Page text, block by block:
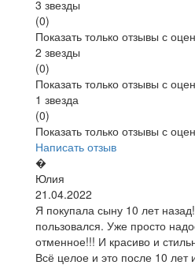
3 звезды
(0)
Показать только отзывы с
2 звезды
(0)
Показать только отзывы с
1 звезда
(0)
Показать только отзывы с
Написать отзыв
�
Юлия
21.04.2022
Я покупала сыну 10 лет
пользовался. Уже просто
отменное!!! И красиво и
Всё целое и это после 10 лет